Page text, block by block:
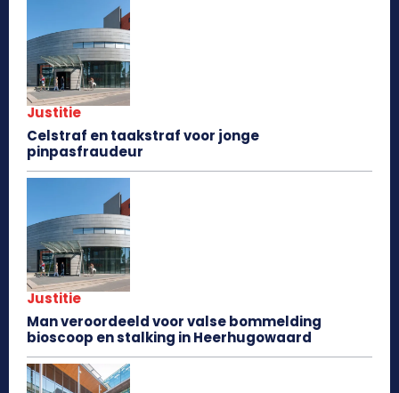
Justitie
Celstraf en taakstraf voor jonge
pinpasfraudeur
Justitie
Man veroordeeld voor valse bommelding
bioscoop en stalking in Heerhugowaard